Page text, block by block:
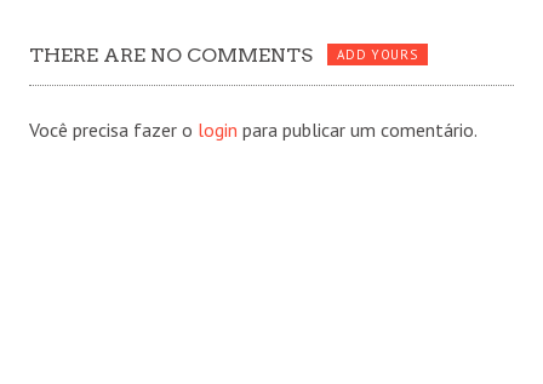
R
THERE ARE NO COMMENTS ADD YOURS
Você precisa fazer o login para publicar um comentário.